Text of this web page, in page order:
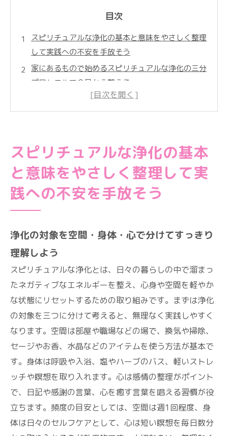
目次
スピリチュアルな浄化の基本と意味をやさしく整理
して実践への不安を手放そう
家にあるもので始めるスピリチュアルな浄化の三分
プロトコルで今日から整える
香りで叶えるスピリチュアルな浄化の方法でお香や
パロサント・アロマを使い分けよう
ューナー・鈴を正しく使おう
石で支えるスピリチュアルな浄化の考え方で水晶や
さざれ・パワーストーンを味方に
身体と心を整えるスピリチュアルな浄化セルフケア
職場・引っ越し前後をパワフルに整える
スピリチュアルな浄化で起こることがある症状や好
転反応を見極めて休息のタイミングを知ろう
店舗概要
スピリチュアルな浄化の基本
と意味をやさしく整理して実
践への不安を手放そう
浄化の対象を空間・身体・心で分けてすっきり
理解しよう
スピリチュアルな浄化とは、日々の暮らしの中で溜まっ
たネガティブなエネルギーを整え、心身や空間を軽やか
な状態にリセットするための取り組みです。まずは浄化
の対象を三つに分けて考えると、無理なく実践しやすく
なります。空間は部屋や職場などの場で、換気や掃除、
セージやお香、水晶などのアイテムを使う方法が基本で
す。身体は呼吸や入浴、塩やハーブのバス、軽いストレ
ッチや瞑想を取り入れます。心は感情の整理がポイント
で、日記や感謝の言葉、心を癒す言葉を唱える習慣が役
立ちます。頻度の目安としては、空間は週1回程度、身
体は日々のセルフケアとして、心は短い瞑想を毎日数分